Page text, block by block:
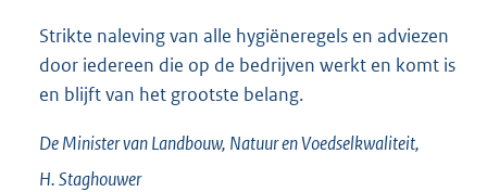
Strikte naleving van alle hygiëneregels en adviezen
door iedereen die op de bedrijven werkt en komt is
en blijft van het grootste belang.
De Minister van Landbouw, Natuur en Voedselkwaliteit,
H.Staghouwer